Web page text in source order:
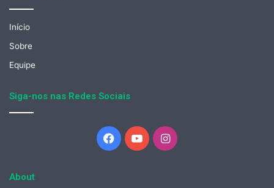
Início
Sobre
Equipe
Siga-nos nas Redes Sociais
Facebook
YouTubeInstagram
About